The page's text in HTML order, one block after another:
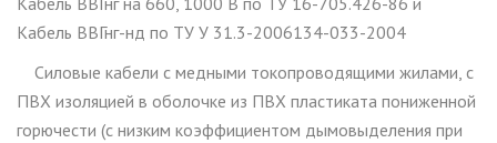
Кабель ВВГнг-нд по ТУ У 31.3-2006134-033-2004
Силовые кабели с медными токопроводящими жилами, с
ПВХ изоляцией в оболочке из ПВХ пластиката пониженной
горючести (с низким коэффициентом дымовыделения при